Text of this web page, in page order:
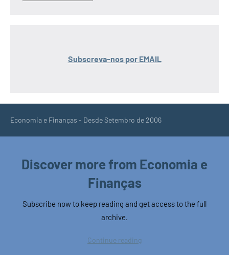
Subscreva-nos por EMAIL
Economia e Finanças - Desde Setembro de 2006
Discover more from Economia e
Finanças
Subscribe now to keep reading and get access to the full
archive.
Continue reading